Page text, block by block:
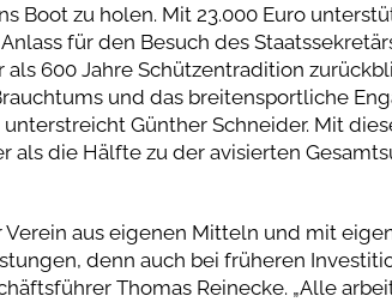
Boot zu holen. Mit 23.000 Euro
für den Besuch des
als 600 Jahre Schützentradition
und das breitensportliche
unterstreicht Günther Schneider. Mit
als die Hälfte zu der avisierten
Verein aus eigenen Mitteln und mit
denn auch bei früheren
Thomas Reinecke. „Alle